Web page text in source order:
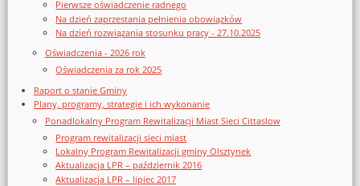
Pierwsze oświadczenie radnego
Na dzień zaprzestania pełnienia obowiązków
Na dzień rozwiązania stosunku pracy - 27.10.2025
Oświadczenia - 2026 rok
Oświadczenia za rok 2025
Raport o stanie Gminy
Plany, programy, strategie i ich wykonanie
Ponadlokalny Program Rewitalizacji Miast Sieci Cittaslow
Program rewitalizacji sieci miast
Lokalny Program Rewitalizacji gminy Olsztynek
Aktualizacja LPR – październik 2016
Aktualizacja LPR – lipiec 2017